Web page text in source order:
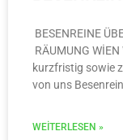
BESENREINE
RÄUMUNG
kurzfristig sowie
von uns
WEITERLESEN »